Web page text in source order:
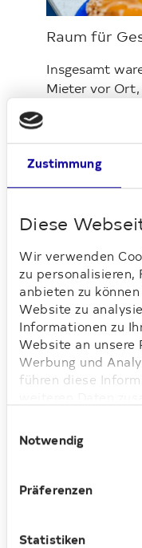
Zustimmung
Diese
Wir verwenden
zu personalisieren,
anbieten zu
Website zu
Informationen zu
Website an unsere
Werbung und
führen diese
Nutzung der
Informationen
Notwendig
Präferenzen
Statistiken
Raum für
Insgesamt
Mieter vor
übertraf. Die
miteinander
Fragen zu
Atmosphäre
ausreichend
Mieter den
Geste der
Der
Ausdruck,
und geschätzt
durchweg
direkten